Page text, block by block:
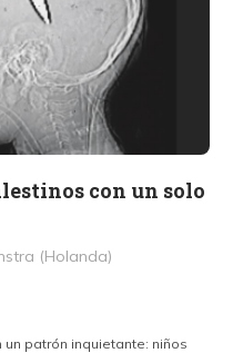
con un solo
(Holanda)
patrón inquietante: niños